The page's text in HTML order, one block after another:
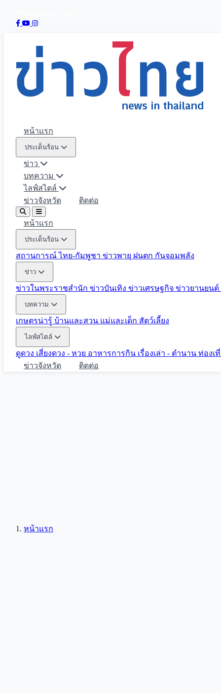
หน้าแรก
ประเด็นร้อน
ข่าว
บทความ
ไลฟ์สไตล์
ข่าวจังหวัด
ติดต่อ
หน้าแรก
ประเด็นร้อน
สถานการณ์ ไทย-กัมพูชา ข่าวพายุ ฝนตก กันจอมพลัง
ข่าว
ข่าวในพระราชสำนัก ข่าวบันเทิง ข่าวเศรษฐกิจ ข่าวยานยนต์
บทความ
เกษตรน่ารู้ บ้านและสวน แม่และเด็ก สัตว์เลี้ยง
ไลฟ์สไตล์
ดูดวง เสี่ยงดวง - หวย อาหารการกิน เรื่องเล่า - ตำนาน ท่องเ
ข่าวจังหวัด
ติดต่อ
หน้าแรก